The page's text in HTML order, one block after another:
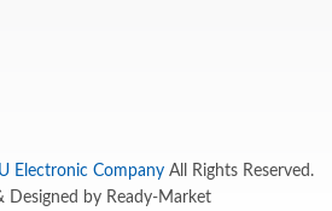
Electronic Company All Rights Reserved.
Designed by Ready-Market